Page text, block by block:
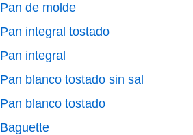
Pan de molde
Pan integral tostado
Pan integral
Pan blanco tostado sin sal
Pan blanco tostado
Baguette